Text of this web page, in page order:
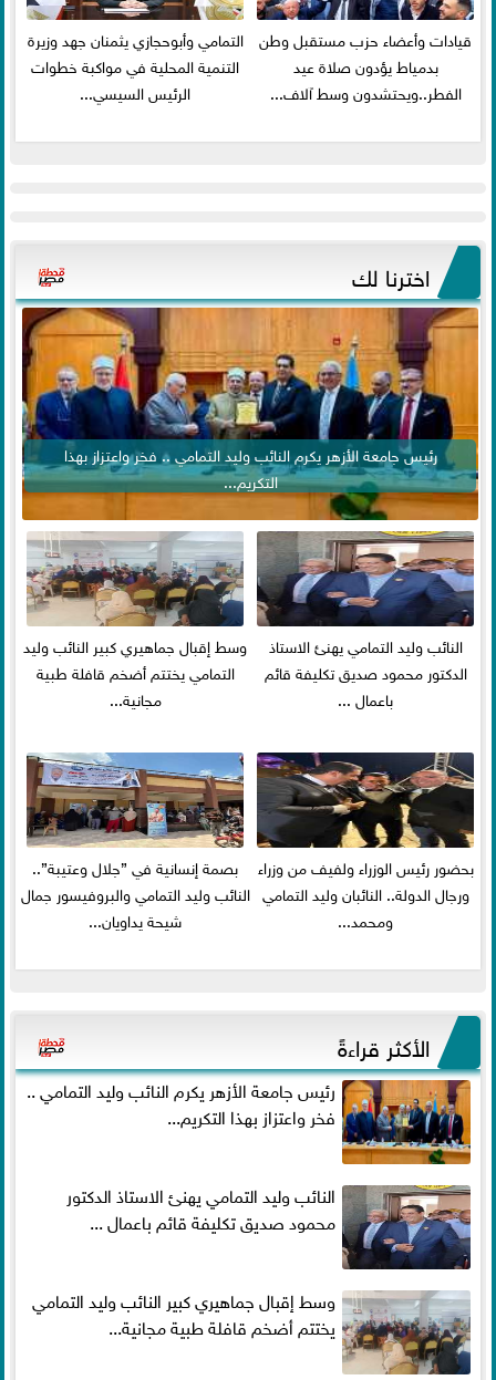
قيادات وأعضاء حزب مستقبل وطن
بدمياط يؤدون صلاة عيد
الفطر..ويحتشدون وسط آلاف...
التمامي وأبوحجازي يثمنان جهد وزيرة
التنمية المحلية في مواكبة خطوات
الرئيس السيسي...
اخترنا لك
رئيس جامعة الأزهر يكرم النائب وليد التمامي .. فخر واعتزاز بهذا
التكريم...
النائب وليد التمامي يهنئ الاستاذ
الدكتور محمود صديق تكليفة قائم
باعمال ...
وسط إقبال جماهيري كبير النائب وليد
التمامي يختتم أضخم قافلة طبية
مجانية...
بحضور رئيس الوزراء ولفيف من وزراء
ورجال الدولة.. النائبان وليد التمامي
ومحمد...
بصمة إنسانية في ”جلال وعتيبة”..
النائب وليد التمامي والبروفيسور جمال
شيحة يداويان...
الأكثر قراءةً
رئيس جامعة الأزهر يكرم النائب وليد التمامي ..
فخر واعتزاز بهذا التكريم...
النائب وليد التمامي يهنئ الاستاذ الدكتور
محمود صديق تكليفة قائم باعمال ...
وسط إقبال جماهيري كبير النائب وليد التمامي
يختتم أضخم قافلة طبية مجانية...